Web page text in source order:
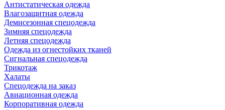
Антистатическая одежда
Влагозащитная одежда
Демисезонная спецодежда
Зимняя спецодежда
Летняя спецодежда
Одежда из огнестойких тканей
Сигнальная спецодежда
Трикотаж
Халаты
Спецодежда на заказ
Авиационная одежда
Корпоративная одежда